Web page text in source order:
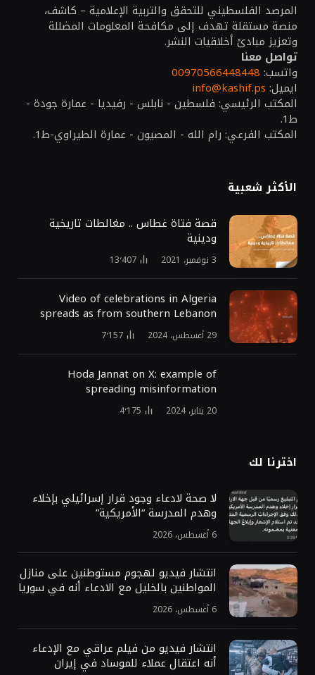
المرصد الفلسطيني للتحقق والتربية الإعلامية – كاشف،
منصة مستقلة تهدف إلى مكافحة المعلومات المضللة
وتعزيز مبادئ أخلاقيات النشر.
تواصل معنا
واتسب: 00970566448448
ايميل: info@kashif.ps
المكتب الرئيسي: فلسطين - نابلس - رفيديا - عمارة جودة -
ط1.
المكتب الفرعي: رام الله - المصيون - عمارة الطيراوي-ط1.
الأكثر شعبية
قصة فتاة غطاس .. مغالطات تاريخية
ودينية
3 نوفمبر، 2021 13٬407
Video of celebrations in Algeria
spreads as from southern Lebanon
29 أغسطس، 2024 7٬157
Hoda Jannat on X: example of
spreading misinformation
20 يناير، 2024 4٬175
اخترنا لك
لا صحة لادعاء وجود قرار إسرائيلي بإخلاء
وهدم المدرسة “الأمريكية”
6 أغسطس، 2026
انتشار فيديو لهجوم مستوطنين على منازل
المواطنين بالخليل مع الادعاء أنه في سوريا
6 أغسطس، 2026
انتشار فيديو من فيلم عراقي مع الإدعاء
أنه اعتقال عملاء للموساد في إيران